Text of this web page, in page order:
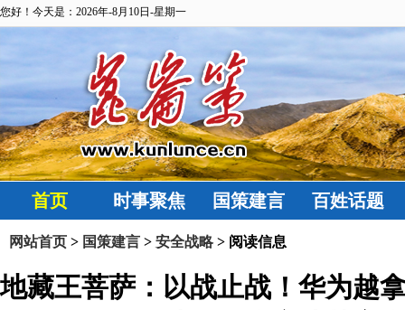
您好！今天是：2026年-8月10日-星期一
首页 时事聚焦 国策建言 百姓话题
网站首页 > 国策建言 > 安全战略> 阅读信息
地藏王菩萨：以战止战！华为越